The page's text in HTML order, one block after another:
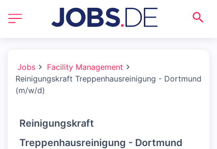
Jobs
Facility Management
Reinigungskraft Treppenhausreinigung - Dortmund
(m/w/d)
Reinigungskraft
Treppenhausreinigung - Dortmund